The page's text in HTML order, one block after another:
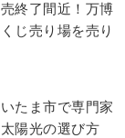
終了間近！万博
じ売り場を売り
たま市で専門家
陽光の選び方